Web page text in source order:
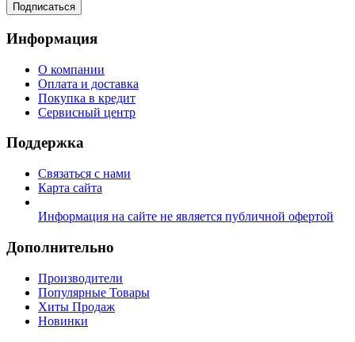
Подписаться
Информация
О компании
Оплата и доставка
Покупка в кредит
Сервисный центр
Поддержка
Связаться с нами
Карта сайта
Информация на сайте не является публичной офертой
Дополнительно
Производители
Популярные Товары
Хиты Продаж
Новинки